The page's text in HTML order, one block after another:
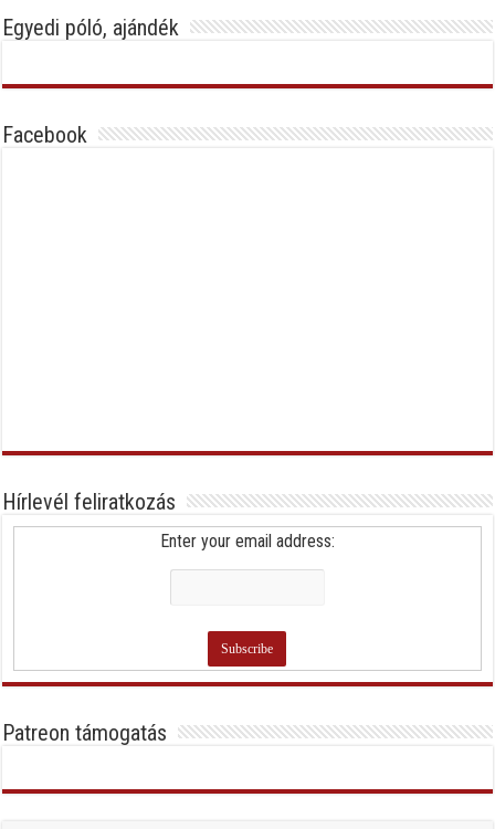
Egyedi póló, ajándék
Facebook
Hírlevél feliratkozás
Enter your email address:
Patreon támogatás